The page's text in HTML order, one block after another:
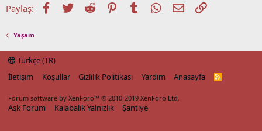
Paylaş: Facebook
TwitterReddit PinterestTumblrWhatsApp
E-postaLink
Yaşam
Türkçe (TR)
İletişim
Koşullar Gizlilik Politikası Yardım Anasayfa
R
Forum software by XenForo™ © 2010-2019 XenForo Ltd.
Aşk Forum Kalabalık Yalnızlık Şantiye